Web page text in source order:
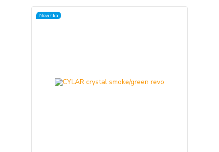
Novinka